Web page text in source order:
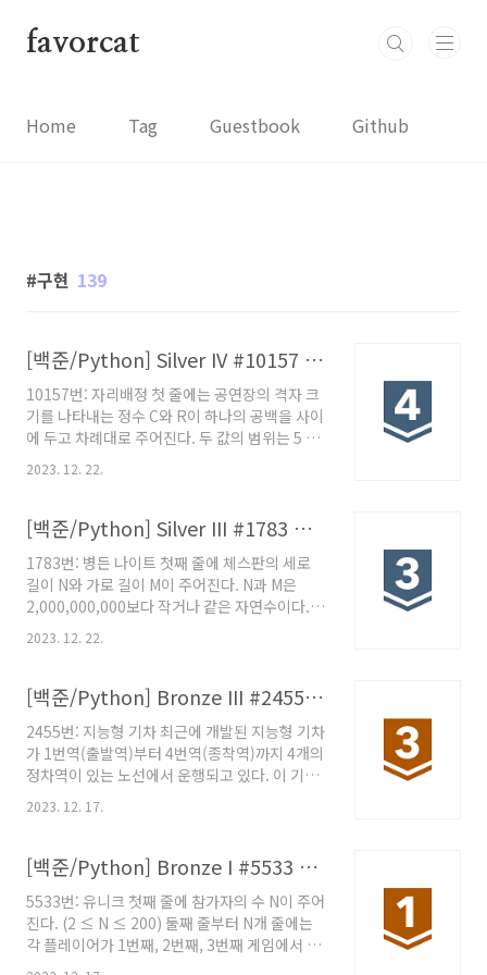
favorcat
Home Tag Guestbook Github
구현 139
[백준/Python] Silver IV #10157 자리배정
10157번: 자리배정 첫 줄에는 공연장의 격자 크
기를 나타내는 정수 C와 R이 하나의 공백을 사이
에 두고 차례대로 주어진다. 두 값의 범위는 5 ≤
C, R ≤ 1,000이다. 그 다음 줄에는 어떤 관객의
대기번호 K가 주어진다. www.acmicpc.net 문
좌석이 C×R격자형으로 배치되어 있다. 각 좌석
의 번호는 해당 격자의 좌표 (x,y)로 표시된다. 예
를 들어보자. 아래 그림은 가로 7개, 세로 6개 좌
석으로 구성된 7×6격자형 좌석배치를 보여주고
있다. 그림에서 각 단위 사각형은 개별 좌석을 나
타내며, 그 안에 표시된 값 (x,y)는 해당 좌석의 번
2023. 12. 22.
[백준/Python] Silver III #1783 병든 나이트
1783번: 병든 나이트 첫째 줄에 체스판의 세로
길이 N와 가로 길이 M이 주어진다. N과 M은
2,000,000,000보다 작거나 같은 자연수이다.
www.acmicpc.net 문제 병든 나이트가 N × M
크기 체스판의 가장 왼쪽아래 칸에 위치해 있다.
르게 4가지로만 움직일 수 있다. 2칸 위로, 1칸 오
른쪽 1칸 위로, 2칸 오른쪽 1칸 아래로, 2칸 오른
쪽 2칸 아래로, 1칸 오른쪽 병든 나이트는 여행을
시작하려고 하고, 여행을 하면서 방문한 칸의 수
를 최대로 하려고 한다. 병든 나이트의 이동 횟수
가 4번보다 적지 않다면, 이동 방법을 모두 한 번
제약이..
2023. 12. 22.
[백준/Python] Bronze III #2455 지능형 기차
2455번: 지능형 기차 최근에 개발된 지능형 기차
가 1번역(출발역)부터 4번역(종착역)까지 4개의
정차역이 있는 노선에서 운행되고 있다. 이 기차
에는 타거나 내리는 사람 수를 자동으로 인식할
수 있는 장치가 있다. www.acmicpc.net 문제
4번역(종착역)까지 4개의 정차역이 있는 노선에
서 운행되고 있다. 이 기차에는 타거나 내리는 사
람 수를 자동으로 인식할 수 있는 장치가 있다. 이
장치를 이용하여 출발역에서 종착역까지 가는 도
중 기차 안에 사람이 가장 많을 때의 사람 수를 계
2023. 12. 17.
[백준/Python] Bronze I #5533 유니크
5533번: 유니크 첫째 줄에 참가자의 수 N이 주어
진다. (2 ≤ N ≤ 200) 둘째 줄부터 N개 줄에는
각 플레이어가 1번째, 2번째, 3번째 게임에서 쓴